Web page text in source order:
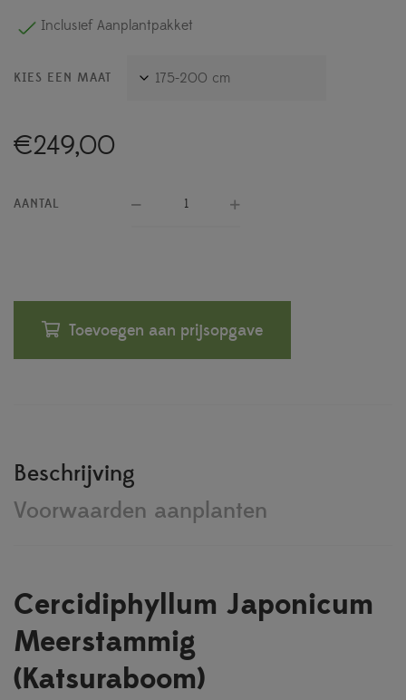
Inclusief Aanplantpakket
KIES EEN MAAT
€249,00
AANTAL
Toevoegen aan prijsopgave
Beschrijving
Voorwaarden aanplanten
Cercidiphyllum Japonicum
Meerstammig
(Katsuraboom)